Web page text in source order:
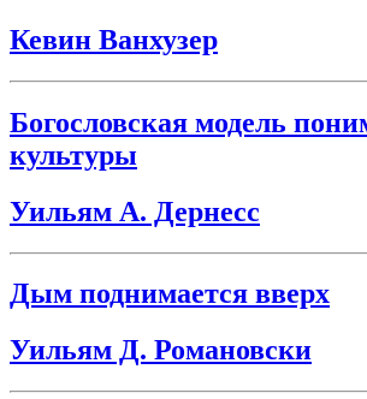
Кевин Ванхузер
Богословская модель
культуры
Уильям А. Дернесс
Дым поднимается вверх
Уильям Д. Романовски